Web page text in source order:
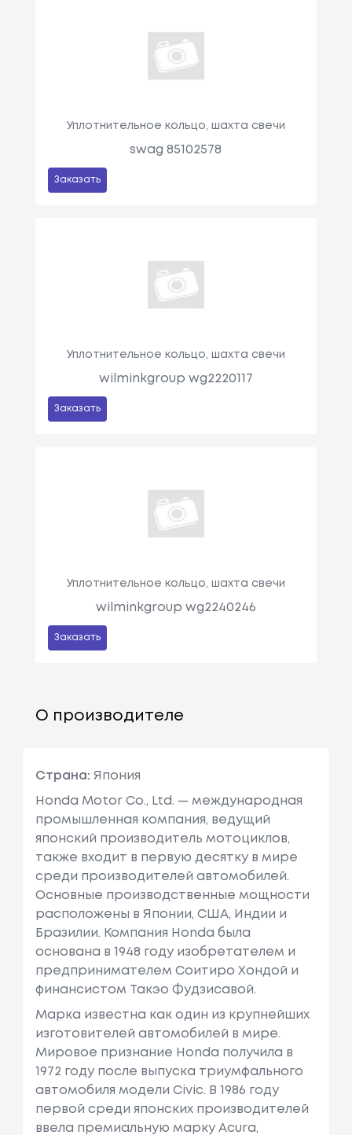
Уплотнительное кольцо, шахта свечи
swag 85102578
Заказать
Уплотнительное кольцо, шахта свечи
wilminkgroup wg2220117
Заказать
Уплотнительное кольцо, шахта свечи
wilminkgroup wg2240246
Заказать
О производителе
Страна: Япония
Honda Motor Co., Ltd. — международная
промышленная компания, ведущий
японский производитель мотоциклов,
также входит в первую десятку в мире
среди производителей автомобилей.
Основные производственные мощности
расположены в Японии, США, Индии и
Бразилии. Компания Honda была
основана в 1948 году изобретателем и
предпринимателем Соитиро Хондой и
финансистом Такэо Фудзисавой.
Марка известна как один из крупнейших
изготовителей автомобилей в мире.
Мировое признание Honda получила в
1972 году после выпуска триумфального
автомобиля модели Civic. В 1986 году
первой среди японских производителей
ввела премиальную марку Acura,